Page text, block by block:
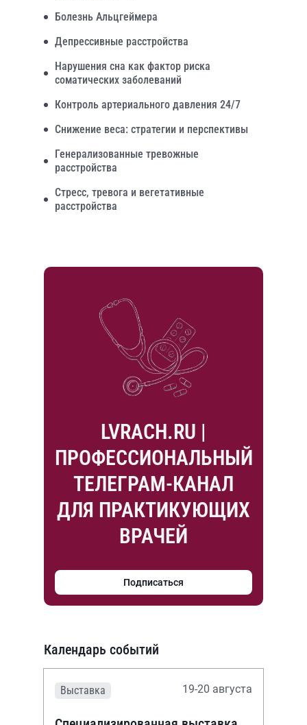
Болезнь Альцгеймера
Депрессивные расстройства
Нарушения сна как фактор риска
соматических заболеваний
Контроль артериального давления 24/7
Снижение веса: стратегии и перспективы
Генерализованные тревожные
расстройства
Стресс, тревога и вегетативные
расстройства
LVRACH.RU |
ПРОФЕССИОНАЛЬНЫЙ
ТЕЛЕГРАМ-КАНАЛ
ДЛЯ ПРАКТИКУЮЩИХ
ВРАЧЕЙ
Подписаться
Календарь событий
Выставка 19-20 августа